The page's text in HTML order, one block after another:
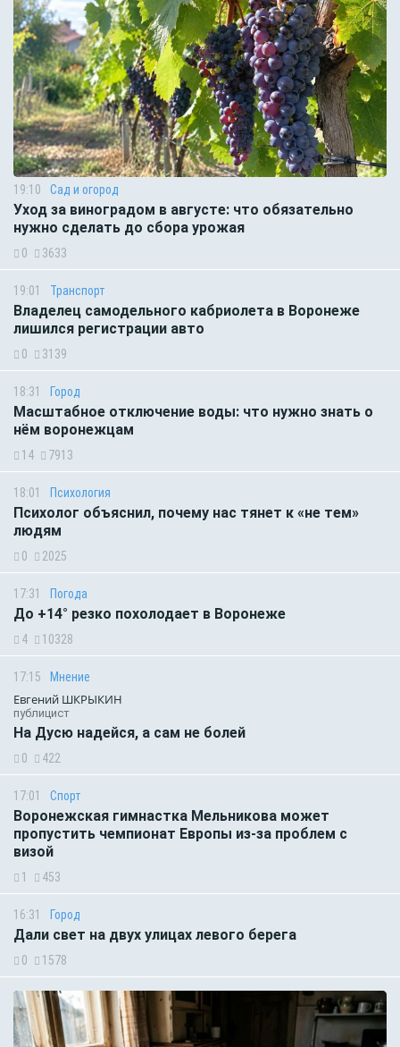
19:10 Сад и огород
Уход за виноградом в августе: что обязательно
нужно сделать до сбора урожая
0 3633
19:01 Транспорт
Владелец самодельного кабриолета в Воронеже
лишился регистрации авто
0 3139
18:31 Город
Масштабное отключение воды: что нужно знать о
нём воронежцам
14 7913
18:01 Психология
Психолог объяснил, почему нас тянет к «не тем»
людям
0 2025
17:31 Погода
До +14° резко похолодает в Воронеже
4 10328
17:15 Мнение
Евгений ШКРЫКИН
публицист
На Дусю надейся, а сам не болей
0 422
17:01 Спорт
Воронежская гимнастка Мельникова может
пропустить чемпионат Европы из-за проблем с
визой
1 453
16:31 Город
Дали свет на двух улицах левого берега
0 1578